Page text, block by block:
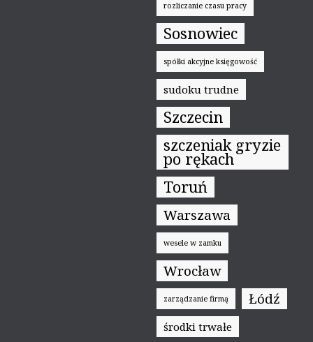
rozliczanie czasu pracy
Sosnowiec
spółki akcyjne księgowość
sudoku trudne
Szczecin
szczeniak gryzie
po rękach
Toruń
Warszawa
wesele w zamku
Wrocław
zarządzanie firmą Łódź
środki trwałe